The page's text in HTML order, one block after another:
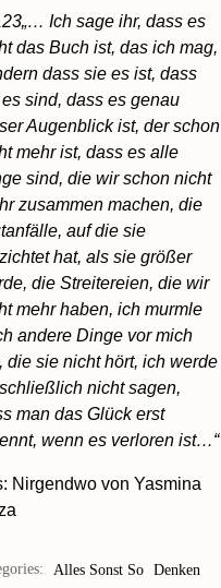
„… Ich sage ihr, dass es
das Buch ist, das ich mag,
dass sie es ist, dass
sind, dass es genau
Augenblick ist, der schon
mehr ist, dass es alle
sind, die wir schon nicht
zusammen machen, die
auf die sie
hat, als sie größer
die Streitereien, die wir
mehr haben, ich murmle
andere Dinge vor mich
die sie nicht hört, ich werde
nicht sagen,
man das Glück erst
wenn es verloren ist…“
Nirgendwo von Yasmina
Alles Sonst So Denken